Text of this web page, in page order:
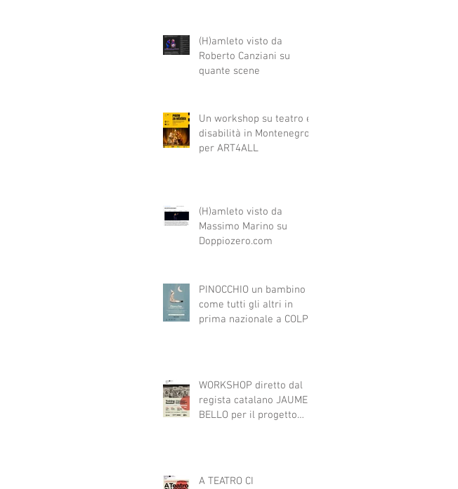
(H)amleto visto da
Roberto Canziani su
quante scene
Un workshop su teatro e
disabilità in Montenegro
per ART4ALL
(H)amleto visto da
Massimo Marino su
Doppiozero.com
PINOCCHIO un bambino
come tutti gli altri in
prima nazionale a COLPI
WORKSHOP diretto dal
regista catalano JAUME
BELLO per il progetto
nelle attività teatrali
A TEATRO CI